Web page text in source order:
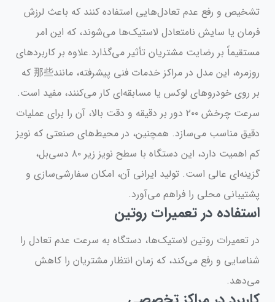
تشخیص و رفع عدم تعادل‌هایی استفاده کنند که باعث لرزش
فرمان یا سایش نامتعادل لاستیک‌ها می‌شوند، که این امر
مستقیماً بر رضایت مشتریان تأثیر می‌گذارد.علاوه بر کاربردهای
روزمره، این مدل در مراکز خدمات فنی پیشرفته، مانند那些 که
بر روی خودروهای لوکس یا مسابقه‌ای کار می‌کنند، مفید است.
سرعت چرخش ۲۰۰ دور بر دقیقه و دقت بالا، آن را برای عملیات
دقیق مناسب می‌سازد. همچنین، در محیط‌های صنعتی که نویز
کم اهمیت دارد، این دستگاه با سطح نویز زیر ۸۰ دسی‌بل،
گزینه‌ای عالی است. تولید ایرانی آن، امکان سفارشی‌سازی و
پشتیبانی محلی را فراهم می‌آورد.
استفاده در تعمیرات روتین
در تعمیرات روتین لاستیک‌ها، دستگاه به سرعت عدم تعادل را
شناسایی و رفع می‌کند، که زمان انتظار مشتریان را کاهش
می‌دهد.